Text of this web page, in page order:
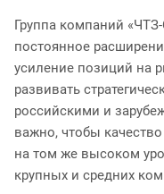
Группа компаний
постоянное
усиление позиций на
развивать
российскими и
важно, чтобы
на том же высоком
крупных и средних